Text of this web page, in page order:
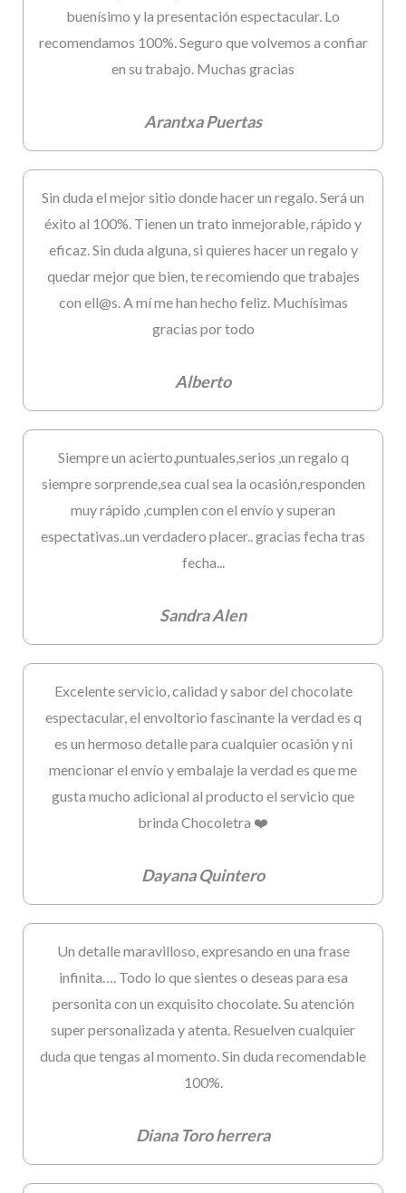
buenísimo y la presentación espectacular. Lo
recomendamos 100%. Seguro que volvemos a confiar
en su trabajo. Muchas gracias
Arantxa Puertas
Sin duda el mejor sitio donde hacer un regalo. Será un
éxito al 100%. Tienen un trato inmejorable, rápido y
eficaz. Sin duda alguna, si quieres hacer un regalo y
quedar mejor que bien, te recomiendo que trabajes
con ell@s. A mí me han hecho feliz. Muchísimas
gracias por todo
Alberto
Siempre un acierto,puntuales,serios ,un regalo q
siempre sorprende,sea cual sea la ocasión,responden
muy rápido ,cumplen con el envío y superan
espectativas..un verdadero placer.. gracias fecha tras
fecha...
Sandra Alen
Excelente servicio, calidad y sabor del chocolate
espectacular, el envoltorio fascinante la verdad es q
es un hermoso detalle para cualquier ocasión y ni
mencionar el envío y embalaje la verdad es que me
gusta mucho adicional al producto el servicio que
brinda Chocoletra ❤️
Dayana Quintero
Un detalle maravilloso, expresando en una frase
infinita…. Todo lo que sientes o deseas para esa
personita con un exquisito chocolate. Su atención
super personalizada y atenta. Resuelven cualquier
duda que tengas al momento. Sin duda recomendable
100%.
Diana Toro herrera